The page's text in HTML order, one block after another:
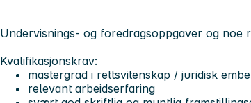
Undervisnings- og foredragsoppgaver og noe
Kvalifikasjonskrav:
mastergrad i rettsvitenskap / juridisk
relevant arbeidserfaring